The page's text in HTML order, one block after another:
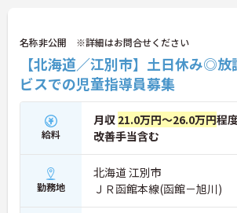
また「日勤のみ」「残業少なめ」といった働き
さにも配慮されており、未経験からでも段階的
門性を高められるのも安心ポイント。長く安定
キャリアを築きたい方にぴったりです。
■ 日勤だけで無理なく働ける環境
・「8:30～17:30」の勤務で生活リズムが安定
・夜勤なしで身体的負担も軽減
→ 無理なく長く続けたい方にぴったりの環境
名称非公開 ※詳細はお問合せください
【北海道／江別市】土日休み◎
ビスでの児童指導員募集
給料
月収 21.0万円～26.0万円程
改善手当含む
勤務地
北海道 江別市
ＪＲ函館本線(函館－旭川)